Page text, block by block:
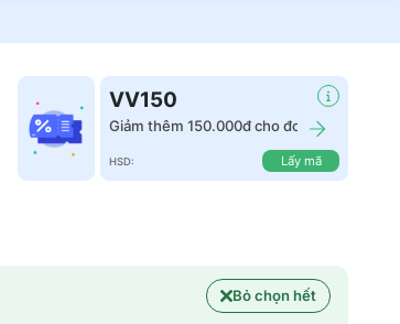
VV150
Giảm thêm 150.000đ cho đơn
HSD: Lấy mã
Bỏ chọn hết